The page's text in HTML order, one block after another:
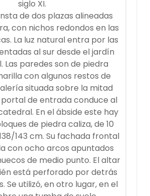
siglo XI.
de dos plazas alineadas
con nichos redondos en las
La luz natural entra por las
al sur desde el jardín
Las paredes son de piedra
con algunos restos de
situada sobre la mitad
de entrada conduce al
En el ábside este hay
de piedra caliza, de 10
143 cm. Su fachada frontal
con ocho arcos apuntados
de medio punto. El altar
está perforado por detrás
Se utilizó, en otro lugar, en el